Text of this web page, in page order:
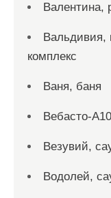
Валентина,
Вальдивия,
комплекс
Ваня, баня
Вебасто-
Везувий,
Водолей,